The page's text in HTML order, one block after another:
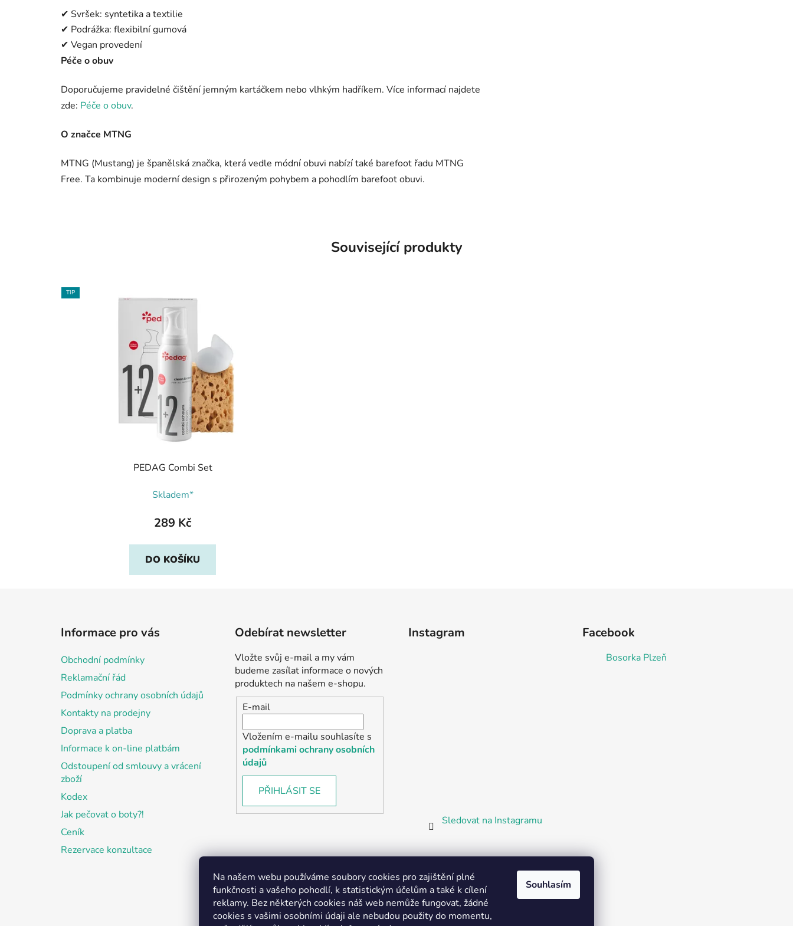
Na našem webu používáme soubory cookies pro zajištění plné
funkčnosti a vašeho pohodlí, k statistickým účelům a také k cílení
reklamy. Bez některých cookies náš web nemůže fungovat, žádné
cookies s vašimi osobními údaji ale nebudou použity do momentu,
Souhlasím
✔ Svršek: syntetika a textilie
✔ Podrážka: flexibilní gumová
✔ Vegan provedení
Péče o obuv
Doporučujeme pravidelné čištění jemným kartáčkem nebo vlhkým hadříkem. Více informací najdete
zde: Péče o obuv.
O značce MTNG
MTNG (Mustang) je španělská značka, která vedle módní obuvi nabízí také barefoot řadu MTNG
Free. Ta kombinuje moderní design s přirozeným pohybem a pohodlím barefoot obuvi.
Související produkty
TIP
PEDAG Combi Set
Skladem*
289 Kč
DO KOŠÍKU
Informace pro vás
Obchodní podmínky
Reklamační řád
Podmínky ochrany osobních údajů
Kontakty na prodejny
Doprava a platba
Informace k on-line platbám
Odstoupení od smlouvy a vrácení
zboží
Kodex
Jak pečovat o boty?!
Ceník
Rezervace konzultace
Odebírat newsletter
Vložte svůj e-mail a my vám
budeme zasílat informace o nových
produktech na našem e-shopu.
E-mail
Vložením e-mailu souhlasíte s
podmínkami ochrany osobních
údajů
PŘIHLÁSIT SE
Instagram
Sledovat na Instagramu
Facebook
Bosorka Plzeň
Partnerská prodejna Barefoot Plzeň